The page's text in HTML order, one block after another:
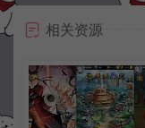
相关资源